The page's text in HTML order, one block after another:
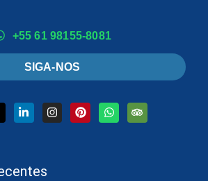
+55 61 98155-8081
SIGA-NOS